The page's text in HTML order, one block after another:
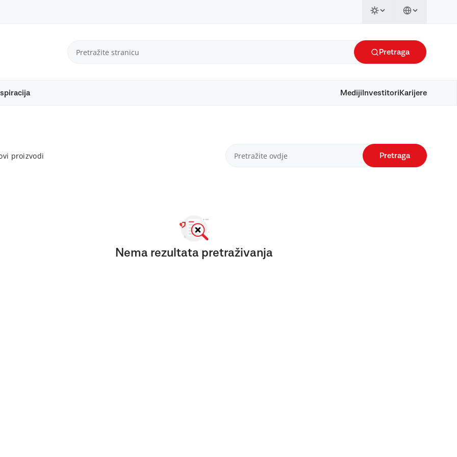
Pretraga
Mediji Investitori Karijere
proizvodi Pretraga
Nema rezultata pretraživanja